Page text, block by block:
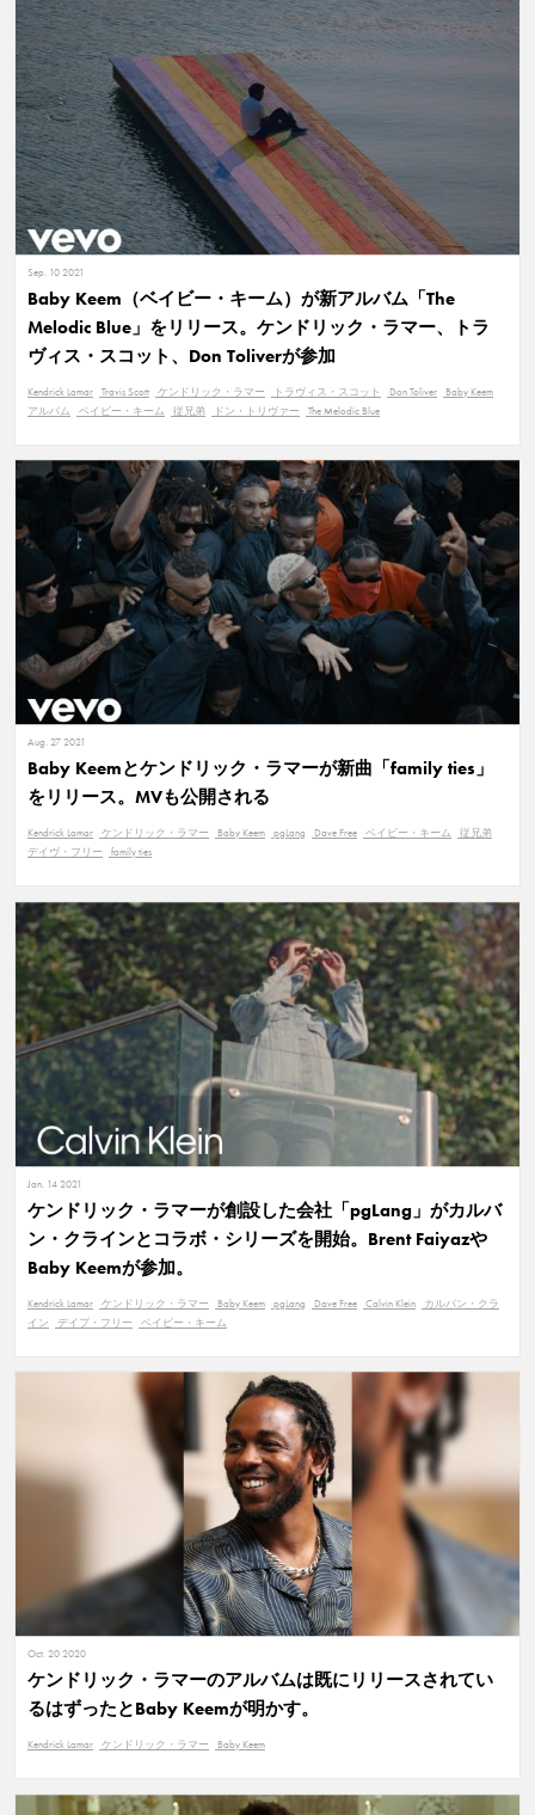
Sep. 10 2021
Baby Keem（ベイビー・キーム）が新アルバム「The
Melodic Blue」をリリース。ケンドリック・ラマー、トラ
ヴィス・スコット、Don Toliverが参加
Kendrick Lamar Travis Scott ケンドリック・ラマー トラヴィス・スコット Don Toliver
Baby Keem
アルバム
ベイビー・キーム 従兄弟 ドン・トリヴァー The Melodic Blue
Aug. 27 2021
Baby Keemとケンドリック・ラマーが新曲「family ties」
をリリース。MVも公開される
Kendrick Lamar ケンドリック・ラマー Baby Keem pgLang Dave Free ベイビー・キーム
従兄弟
デイヴ・フリー
family ties
Jan. 14 2021
ケンドリック・ラマーが創設した会社「pgLang」がカルバ
ン・クラインとコラボ・シリーズを開始。Brent Faiyazや
Baby Keemが参加。
Kendrick Lamar ケンドリック・ラマー Baby Keem pgLang Dave Free Calvin Klein
カルバン・クラ
イン
デイブ・フリー ベイビー・キーム
Oct. 20 2020
ケンドリック・ラマーのアルバムは既にリリースされてい
るはずったとBaby Keemが明かす。
Kendrick Lamar ケンドリック・ラマー Baby Keem